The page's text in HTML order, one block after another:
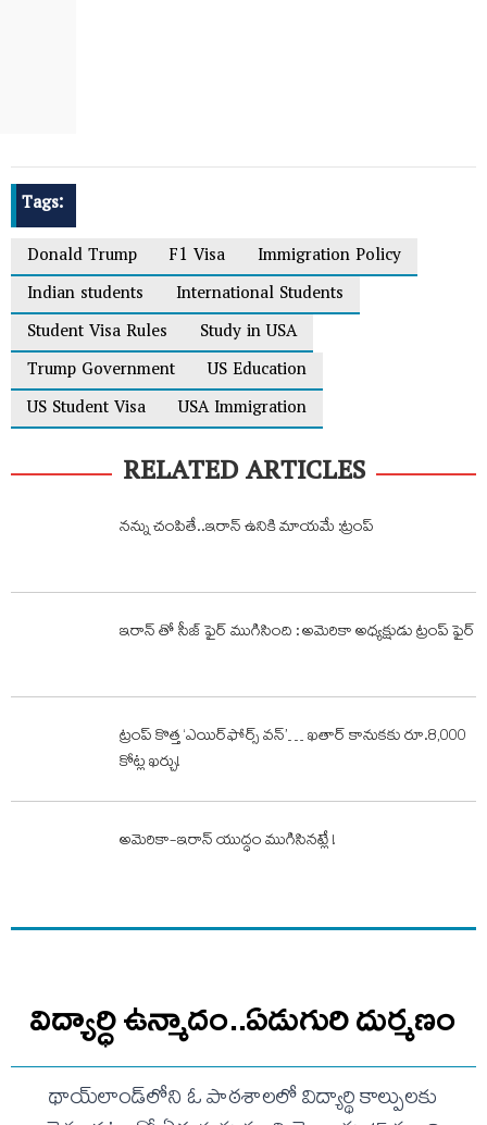
Tags:
Donald Trump
F1 Visa
Immigration Policy
Indian students
International Students
Student Visa Rules
Study in USA
Trump Government
US Education
US Student Visa
USA Immigration
RELATED ARTICLES
నన్ను చంపితే..ఇరాన్ ఉనికి మాయమే :ట్రంప్
ఇరాన్ తో సీజ్ ఫైర్ ముగిసింది : అమెరికా అధ్యక్షుడు ట్రంప్ ఫైర్
ట్రంప్‌ కొత్త ‘ఎయిర్​ఫోర్స్​ వన్​’… ఖతార్‌ కానుకకు రూ.8,000
కోట్ల ఖర్చు!
అమెరికా-ఇరాన్‌ యుద్ధం ముగిసినట్లే !
విద్యార్ధి ఉన్మాదం..ఏడుగురి దుర్మణం
థాయ్‌లాండ్‌లోని ఓ పాఠశాలలో విద్యార్థి కాల్పులకు